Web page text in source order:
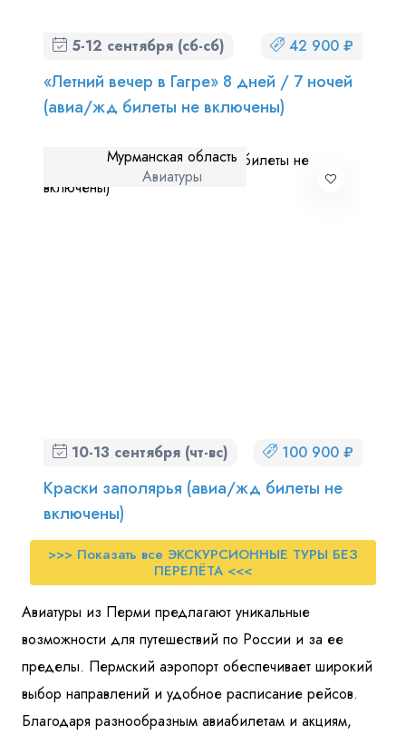
5-12 сентября (сб-сб) 42 900 ₽
«Летний вечер в Гагре» 8 дней / 7 ночей
(авиа/жд билеты не включены)
Мурманская область
Авиатуры
10-13 сентября (чт-вс) 100 900 ₽
Краски заполярья (авиа/жд билеты не
включены)
>>> Показать все ЭКСКУРСИОННЫЕ ТУРЫ БЕЗ
ПЕРЕЛЁТА <<<
Авиатуры из Перми предлагают уникальные
возможности для путешествий по России и за ее
пределы. Пермский аэропорт обеспечивает широкий
выбор направлений и удобное расписание рейсов.
Благодаря разнообразным авиабилетам и акциям,